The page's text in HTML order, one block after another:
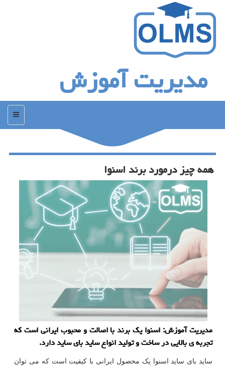
مدیریت آموزش
منو
همه چیز درمورد برند اسنوا
مدیریت آموزش: اسنوا یك برند با اصالت و محبوب ایرانی است كه
تجربه ی بالایی در ساخت و تولید انواع ساید بای ساید دارد.
ساید بای ساید اسنوا یک محصول ایرانی با کیفیت است که می توان